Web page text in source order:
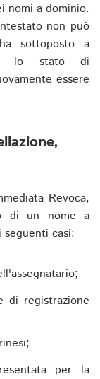
nomi a dominio.
non può
sottoposto a
lo stato di
essere
Revoca,
di un nome a
casi:
di registrazione
per la